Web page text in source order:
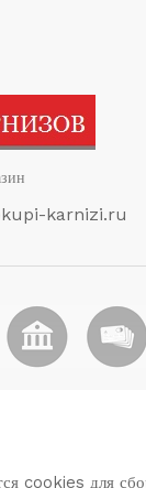
karnizi.ru
cookies для